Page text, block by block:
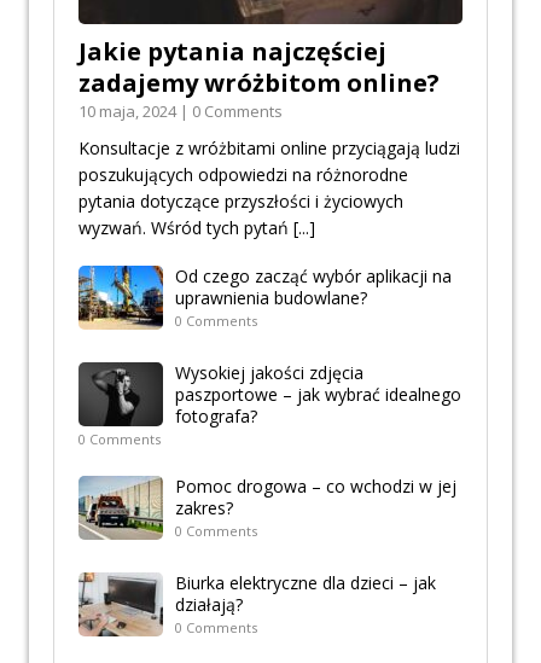
Jakie pytania najczęściej
zadajemy wróżbitom online?
10 maja, 2024 | 0 Comments
Konsultacje z wróżbitami online przyciągają ludzi
poszukujących odpowiedzi na różnorodne
pytania dotyczące przyszłości i życiowych
wyzwań. Wśród tych pytań [...]
Od czego zacząć wybór aplikacji na
uprawnienia budowlane?
0 Comments
Wysokiej jakości zdjęcia
paszportowe – jak wybrać idealnego
fotografa?
0 Comments
Pomoc drogowa – co wchodzi w jej
zakres?
0 Comments
Biurka elektryczne dla dzieci – jak
działają?
0 Comments